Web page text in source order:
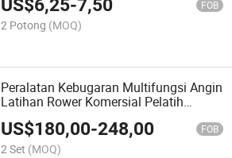
US$6,25-7,50 FOB
2 Potong (MOQ)
Peralatan Kebugaran Multifungsi Angin
Latihan Rower Komersial Pelatih
Kardio Mesin Dayung Ski Angkat
US$180,00-248,00 FOB
2 Set (MOQ)